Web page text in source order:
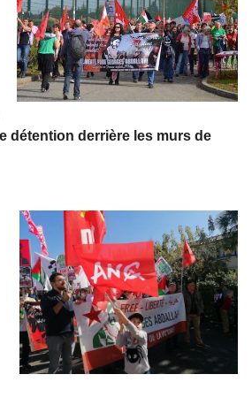
détention derrière les murs de